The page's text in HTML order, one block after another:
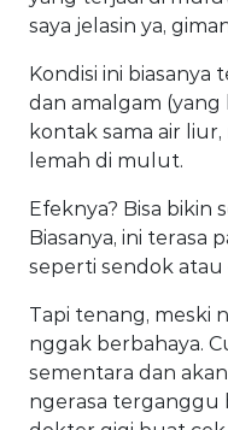
saya jelasin ya,
Kondisi ini
dan amalgam (yang
kontak sama air
lemah di mulut.
Efeknya? Bisa
Biasanya, ini terasa
seperti sendok atau
Tapi tenang, meski
nggak berbahaya.
sementara dan
ngerasa terganggu